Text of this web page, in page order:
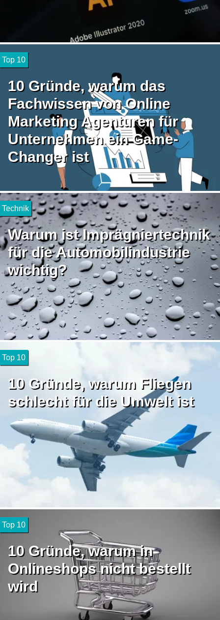
Top 10
10 Gründe, warum das
Fachwissen von Online
Marketing Agenturen für
Unternehmen ein Game-
Changer ist
Technik
Warum ist Imprägniertechnik
für die Automobilindustrie
wichtig?
Top 10
10 Gründe, warum Fliegen
schlecht für die Umwelt ist
Top 10
10 Gründe, warum in
Onlineshops nicht bestellt
wird